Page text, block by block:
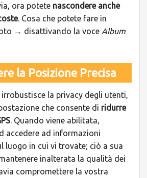
ora potete nascondere anche
. Cosa che potete fare in
→ disattivando la voce Album
la Posizione Precisa
irrobustisce la privacy degli utenti,
che consente di ridurre
. Quando viene abilitata,
accedere ad informazioni
luogo in cui vi trovate; ciò a sua
inalterata la qualità dei
compromettere la vostra